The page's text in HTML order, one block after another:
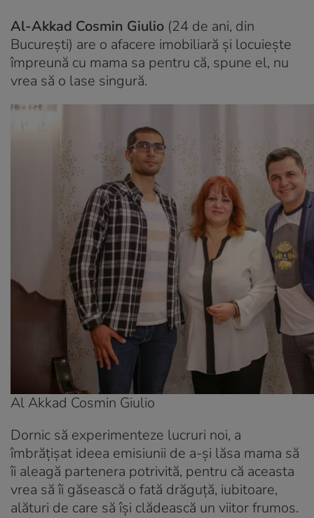
Al-Akkad Cosmin Giulio (24 de ani, din
București) are o afacere imobiliară și locuiește
împreună cu mama sa pentru că, spune el, nu
vrea să o lase singură.
Al Akkad Cosmin Giulio
Dornic să experimenteze lucruri noi, a
îmbrățișat ideea emisiunii de a-și lăsa mama să
îi aleagă partenera potrivită, pentru că aceasta
vrea să îi găsească o fată drăguță, iubitoare,
alături de care să își clădească un viitor frumos.